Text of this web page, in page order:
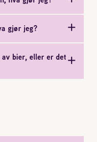
gjør jeg?
bier, eller er det